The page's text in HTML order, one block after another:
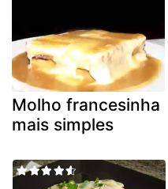
Molho francesinha
mais simples